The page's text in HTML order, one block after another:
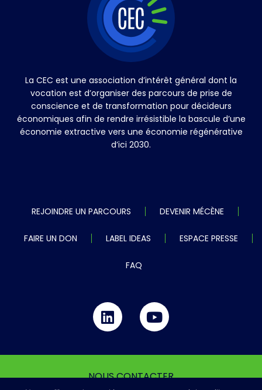
La CEC est une association d’intérêt général dont la
vocation est d’organiser des parcours de prise de
conscience et de transformation pour décideurs
économiques afin de rendre irrésistible la bascule d’une
économie extractive vers une économie régénérative
d’ici 2030.
REJOINDRE UN PARCOURS DEVENIR MÉCÈNE
FAIRE UN DON LABEL IDEAS ESPACE PRESSE
FAQ
NOUS CONTACTER